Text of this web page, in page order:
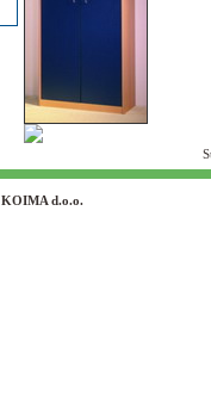
KOIMA d.o.o.